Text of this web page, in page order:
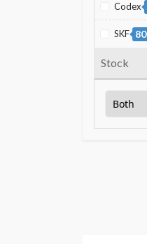
Codex
SKF 80
Stock